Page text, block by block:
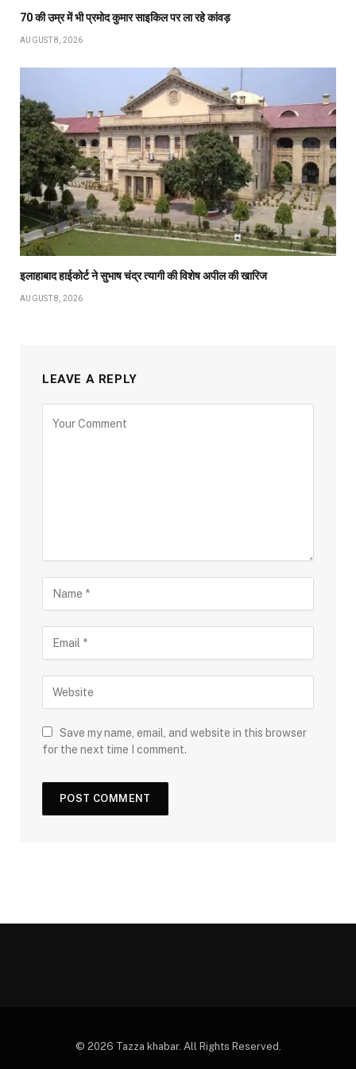
70 की उम्र में भी प्रमोद कुमार साइकिल पर ला रहे कांवड़
AUGUST 8, 2026
इलाहाबाद हाईकोर्ट ने सुभाष चंद्र त्यागी की विशेष अपील की खारिज
AUGUST 8, 2026
LEAVE A REPLY
Save my name, email, and website in this browser
for the next time I comment.
© 2026 Tazza khabar. All Rights Reserved.